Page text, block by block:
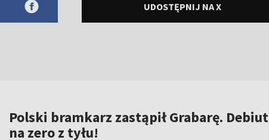
UDOSTĘPNIJ NA X
Polski bramkarz zastąpił Grabarę. Debiut
na zero z tyłu!